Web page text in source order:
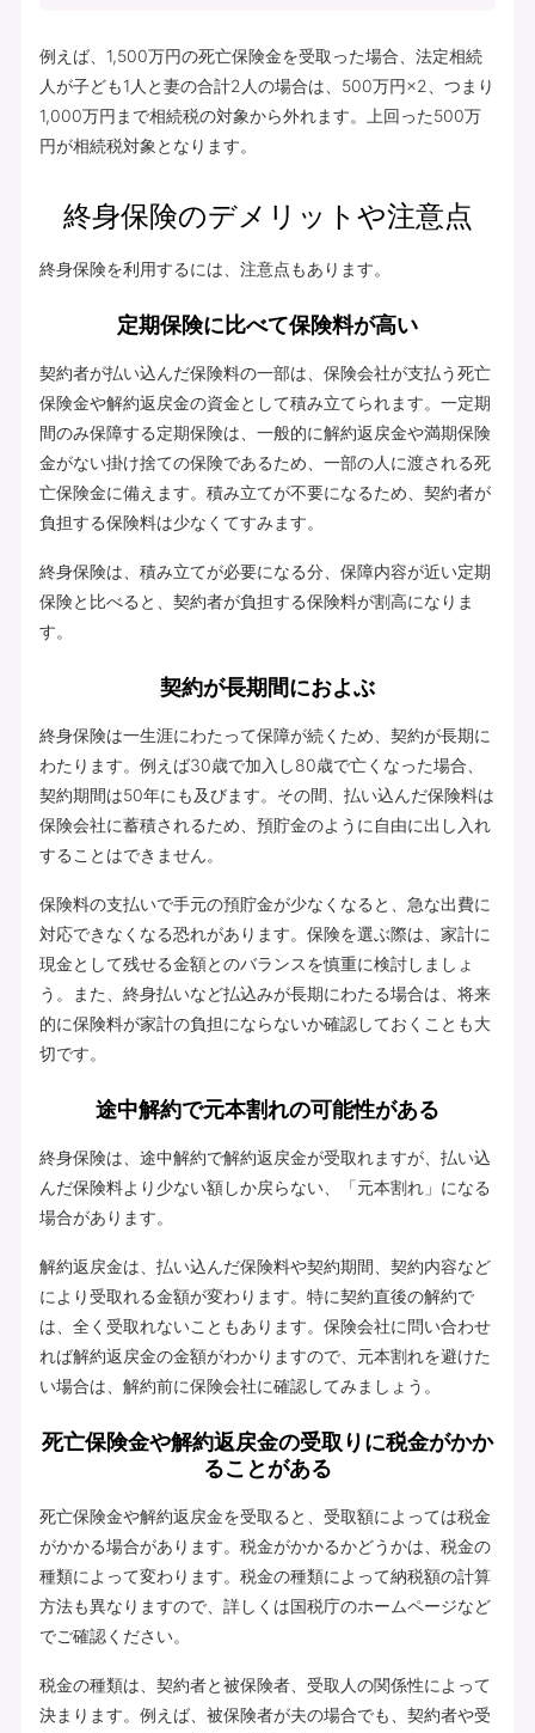
例えば、1,500万円の死亡保険金を受取った場合、法定相続
人が子ども1人と妻の合計2人の場合は、500万円×2、つまり
1,000万円まで相続税の対象から外れます。上回った500万
円が相続税対象となります。
終身保険のデメリットや注意点
終身保険を利用するには、注意点もあります。
定期保険に比べて保険料が高い
契約者が払い込んだ保険料の一部は、保険会社が支払う死亡
保険金や解約返戻金の資金として積み立てられます。一定期
間のみ保障する定期保険は、一般的に解約返戻金や満期保険
金がない掛け捨ての保険であるため、一部の人に渡される死
亡保険金に備えます。積み立てが不要になるため、契約者が
負担する保険料は少なくてすみます。
終身保険は、積み立てが必要になる分、保障内容が近い定期
保険と比べると、契約者が負担する保険料が割高になりま
す。
契約が長期間におよぶ
終身保険は一生涯にわたって保障が続くため、契約が長期に
わたります。例えば30歳で加入し80歳で亡くなった場合、
契約期間は50年にも及びます。その間、払い込んだ保険料は
保険会社に蓄積されるため、預貯金のように自由に出し入れ
することはできません。
保険料の支払いで手元の預貯金が少なくなると、急な出費に
対応できなくなる恐れがあります。保険を選ぶ際は、家計に
現金として残せる金額とのバランスを慎重に検討しましょ
う。また、終身払いなど払込みが長期にわたる場合は、将来
的に保険料が家計の負担にならないか確認しておくことも大
切です。
途中解約で元本割れの可能性がある
終身保険は、途中解約で解約返戻金が受取れますが、払い込
んだ保険料より少ない額しか戻らない、「元本割れ」になる
場合があります。
解約返戻金は、払い込んだ保険料や契約期間、契約内容など
により受取れる金額が変わります。特に契約直後の解約で
は、全く受取れないこともあります。保険会社に問い合わせ
れば解約返戻金の金額がわかりますので、元本割れを避けた
い場合は、解約前に保険会社に確認してみましょう。
死亡保険金や解約返戻金の受取りに税金がかか
ることがある
死亡保険金や解約返戻金を受取ると、受取額によっては税金
がかかる場合があります。税金がかかるかどうかは、税金の
種類によって変わります。税金の種類によって納税額の計算
方法も異なりますので、詳しくは国税庁のホームページなど
でご確認ください。
税金の種類は、契約者と被保険者、受取人の関係性によって
決まります。例えば、被保険者が夫の場合でも、契約者や受